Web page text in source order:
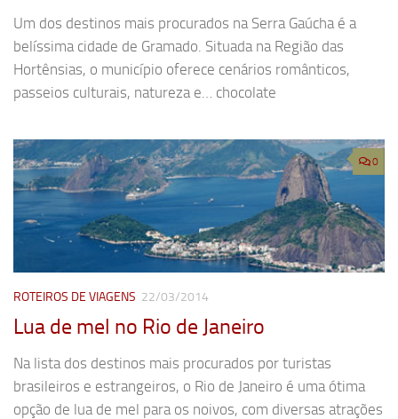
Um dos destinos mais procurados na Serra Gaúcha é a
belíssima cidade de Gramado. Situada na Região das
Hortênsias, o município oferece cenários românticos,
passeios culturais, natureza e… chocolate
0
ROTEIROS DE VIAGENS 22/03/2014
Lua de mel no Rio de Janeiro
Na lista dos destinos mais procurados por turistas
brasileiros e estrangeiros, o Rio de Janeiro é uma ótima
opção de lua de mel para os noivos, com diversas atrações